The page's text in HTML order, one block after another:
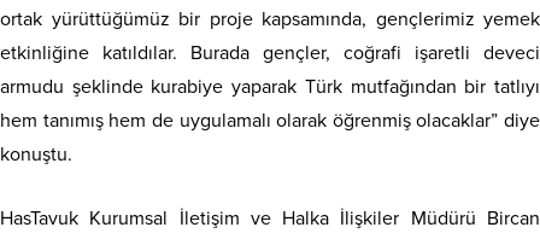
ortak yürüttüğümüz bir proje kapsamında, gençlerimiz yemek
etkinliğine katıldılar. Burada gençler, coğrafi işaretli deveci
armudu şeklinde kurabiye yaparak Türk mutfağından bir tatlıyı
hem tanımış hem de uygulamalı olarak öğrenmiş olacaklar” diye
konuştu.
HasTavuk Kurumsal İletişim ve Halka İlişkiler Müdürü Bircan